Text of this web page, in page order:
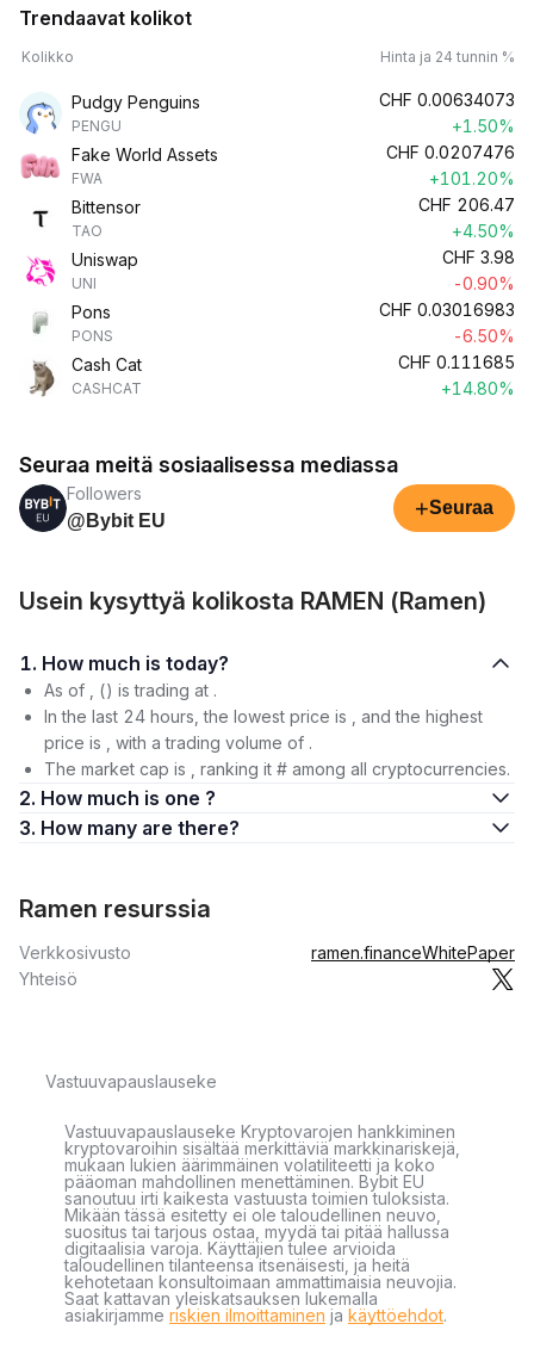
Trendaavat kolikot
Kolikko Hinta ja 24 tunnin %
Pudgy Penguins
PENGU
CHF 0.00634073
+1.50%
Fake World Assets
FWA
CHF 0.0207476
+101.20%
Bittensor
TAO
CHF 206.47
+4.50%
Uniswap
UNI
CHF 3.98
-0.90%
Pons
PONS
CHF 0.03016983
-6.50%
Cash Cat
CASHCAT
CHF 0.111685
+14.80%
Seuraa meitä sosiaalisessa mediassa
Followers
@Bybit EU
+Seuraa
Usein kysyttyä kolikosta RAMEN (Ramen)
1. How much is today?
As of , () is trading at .
In the last 24 hours, the lowest price is , and the highest
price is , with a trading volume of .
The market cap is , ranking it # among all cryptocurrencies.
2. How much is one ?
3. How many are there?
Ramen resurssia
Verkkosivusto ramen.financeWhitePaper
Yhteisö
Vastuuvapauslauseke
Vastuuvapauslauseke Kryptovarojen hankkiminen
kryptovaroihin sisältää merkittäviä markkinariskejä,
mukaan lukien äärimmäinen volatiliteetti ja koko
pääoman mahdollinen menettäminen. Bybit EU
sanoutuu irti kaikesta vastuusta toimien tuloksista.
Mikään tässä esitetty ei ole taloudellinen neuvo,
suositus tai tarjous ostaa, myydä tai pitää hallussa
digitaalisia varoja. Käyttäjien tulee arvioida
taloudellinen tilanteensa itsenäisesti, ja heitä
kehotetaan konsultoimaan ammattimaisia neuvojia.
Saat kattavan yleiskatsauksen lukemalla
asiakirjamme riskien ilmoittaminen ja käyttöehdot.